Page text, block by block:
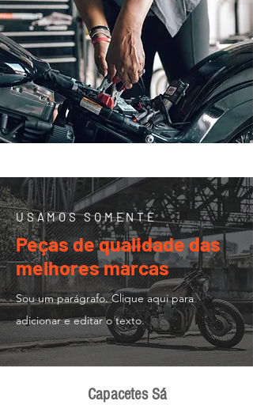
USAMOS SOMENTE
Peças de qualidade das
melhores marcas
Sou um parágrafo. Clique aqui para
adicionar e editar o texto.
Capacetes Sá